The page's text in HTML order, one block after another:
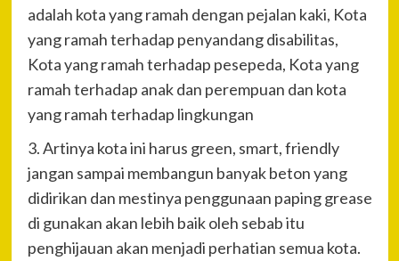
adalah kota yang ramah dengan pejalan kaki, Kota
yang ramah terhadap penyandang disabilitas,
Kota yang ramah terhadap pesepeda, Kota yang
ramah terhadap anak dan perempuan dan kota
yang ramah terhadap lingkungan
3. Artinya kota ini harus green, smart, friendly
jangan sampai membangun banyak beton yang
didirikan dan mestinya penggunaan paping grease
di gunakan akan lebih baik oleh sebab itu
penghijauan akan menjadi perhatian semua kota.